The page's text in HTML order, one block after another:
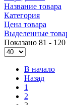
Название товара
Категория
Цена товара
Выделенные
Показано 81 - 120
В начало
Назад
1
2